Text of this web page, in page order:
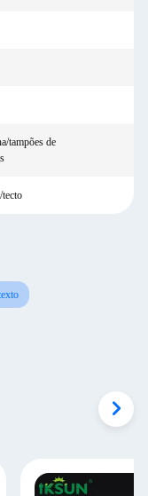
tampões de
tecto